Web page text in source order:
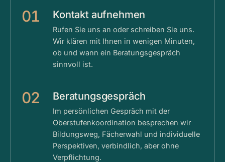
01 Kontakt aufnehmen
Rufen Sie uns an oder schreiben Sie uns.
Wir klären mit Ihnen in wenigen Minuten,
ob und wann ein Beratungsgespräch
sinnvoll ist.
02 Beratungsgespräch
Im persönlichen Gespräch mit der
Oberstufenkoordination besprechen wir
Bildungsweg, Fächerwahl und individuelle
Perspektiven, verbindlich, aber ohne
Verpflichtung.